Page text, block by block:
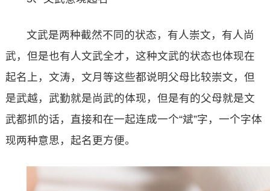
文武是两种截然不同的状态，有人崇文，有人尚
武，但是也有人文武全才，这种文武的状态也体现在
起名上，文涛，文月等这些都说明父母比较崇文，但
是武越，武勤就是尚武的体现，但是有的父母就是文
武都抓的话，直接和在一起连成一个“斌”字，一个字体
现两种意思，起名更方便。